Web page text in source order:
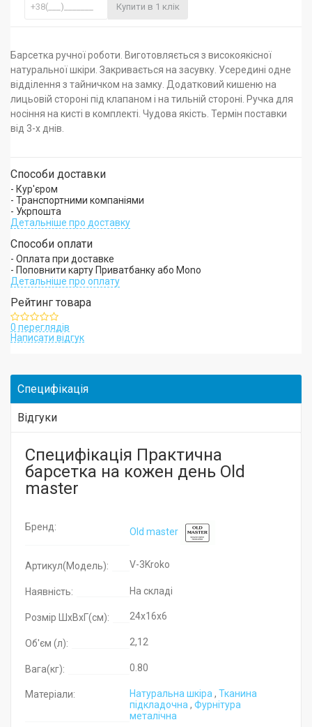
Купити в 1 клік
Барсетка ручної роботи. Виготовляється з високоякісної
натуральної шкіри. Закривається на засувку. Усередині одне
відділення з тайничком на замку. Додатковий кишеню на
лицьовій стороні під клапаном і на тильній стороні. Ручка для
носіння на кисті в комплекті. Чудова якість. Термін поставки
від 3-х днів.
Способи доставки
- Кур'єром
- Транспортними компаніями
- Укрпошта
Детальніше про доставку
Способи оплати
- Оплата при доставке
- Поповнити карту Приватбанку або Mono
Детальніше про оплату
Рейтинг товара
0 переглядів
Написати відгук
Специфікація
Відгуки
Специфікація Практична
барсетка на кожен день Old
master
Бренд: Old master
Артикул(Модель): V-3Kroko
Наявність: На складі
Розмір ШхВхГ(см): 24x16x6
Об'єм (л): 2,12
Вага(кг): 0.80
Матеріали: Натуральна шкіра , Тканина
підкладочна , Фурнітура
металічна